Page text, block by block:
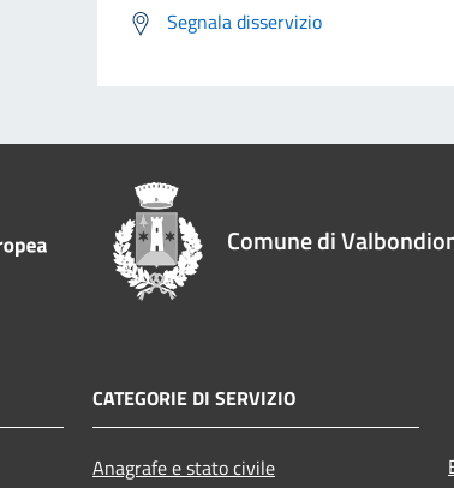
Segnala disservizio
Comune di
CATEGORIE DI SERVIZIO
Anagrafe e stato civile